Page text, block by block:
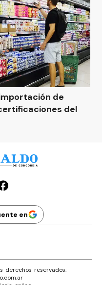
de
del
en
derechos reservados: